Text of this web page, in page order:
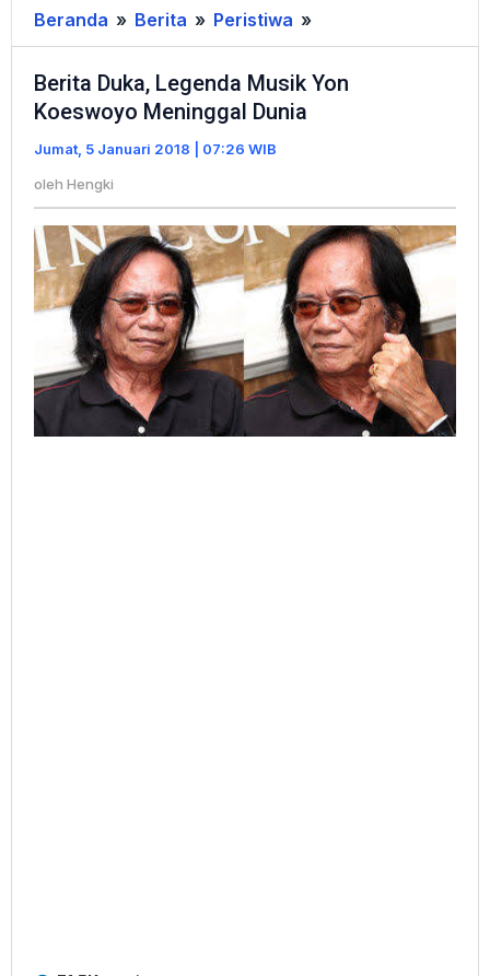
Beranda » Berita » Peristiwa »
Duka,
Legenda
Meninggal
Dunia
Berita Duka, Legenda Musik Yon
Koeswoyo Meninggal Dunia
Jumat, 5 Januari 2018 | 07:26 WIB
oleh Hengki